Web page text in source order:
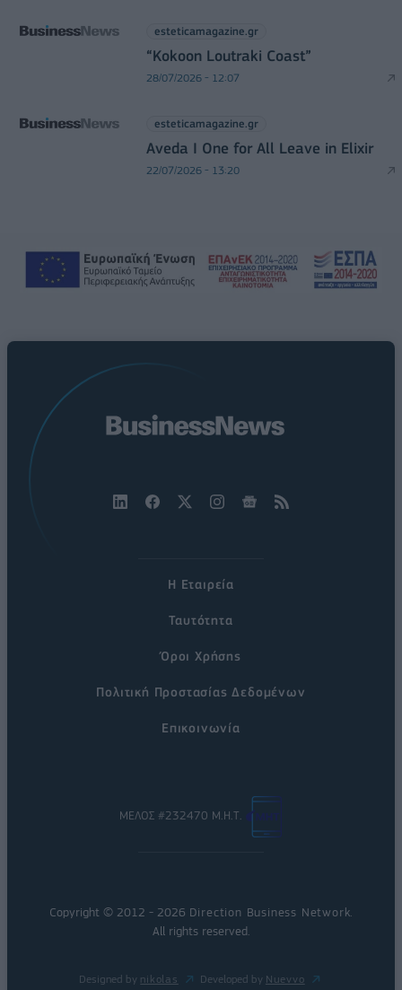
esteticamagazine.gr
“Kokoon Loutraki Coast”
28/07/2026 - 12:07
esteticamagazine.gr
Aveda I One for All Leave in Elixir
22/07/2026 - 13:20
Η Εταιρεία
Ταυτότητα
Όροι Χρήσης
Πολιτική Προστασίας Δεδομένων
Επικοινωνία
ΜΕΛΟΣ #232470 Μ.Η.Τ.
Copyright © 2012 - 2026 Direction Business Network
All rights reserved.
Designed by nikolas Developed by Nuevvo